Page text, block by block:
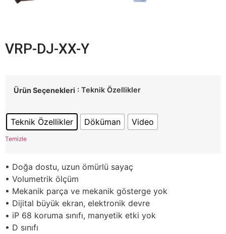
VRP-DJ-XX-Y
Ürün Seçenekleri : Teknik Özellikler
Teknik Özellikler Döküman Video
Temizle
• Doğa dostu, uzun ömürlü sayaç
• Volumetrik ölçüm
• Mekanik parça ve mekanik gösterge yok
• Dijital büyük ekran, elektronik devre
• iP 68 koruma sınıfı, manyetik etki yok
• D sınıfı